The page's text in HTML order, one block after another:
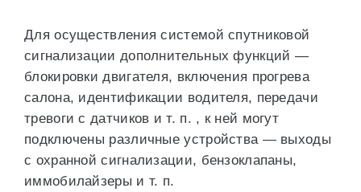
Для осуществления системой спутниковой
сигнализации дополнительных функций —
блокировки двигателя, включения прогрева
салона, идентификации водителя, передачи
тревоги с датчиков и т. п. , к ней могут
подключены различные устройства — выходы
с охранной сигнализации, бензоклапаны,
иммобилайзеры и т. п.